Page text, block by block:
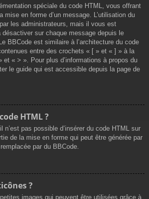
spéciale du code HTML, vous offrant
mise en forme d’un message. L’utilisation du
les administrateurs, mais il vous est
sur chaque message depuis le
BBCode est similaire à l’architecture du code
entre des crochets « [ » et « ] » à la
et « > ». Pour plus d’informations à propos du
le guide qui est accessible depuis la page de
HTML ?
n’est pas possible d’insérer du code HTML sur
de la mise en forme qui peut être générée par
par du BBCode.
?
images qui peuvent être utilisées grâce à